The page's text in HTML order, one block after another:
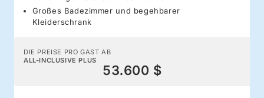
Großes Badezimmer und begehbarer
Kleiderschrank
DIE PREISE PRO GAST AB
ALL-INCLUSIVE PLUS
53.600 $